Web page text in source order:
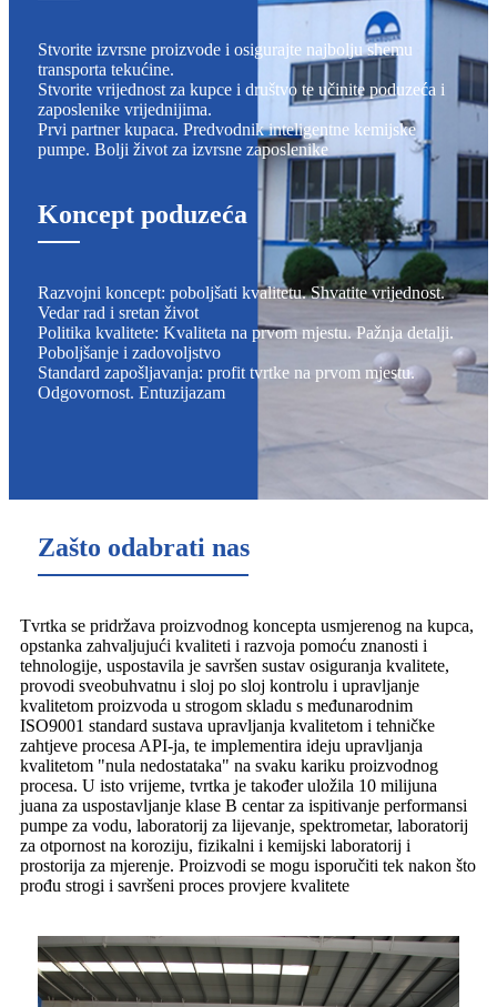
Stvorite izvrsne proizvode i osigurajte najbolju shemu
transporta tekućine.
Stvorite vrijednost za kupce i društvo te učinite poduzeća i
zaposlenike vrijednijima.
Prvi partner kupaca. Predvodnik inteligentne kemijske
pumpe. Bolji život za izvrsne zaposlenike
Koncept poduzeća
Razvojni koncept: poboljšati kvalitetu. Shvatite vrijednost.
Vedar rad i sretan život
Politika kvalitete: Kvaliteta na prvom mjestu. Pažnja detalji.
Poboljšanje i zadovoljstvo
Standard zapošljavanja: profit tvrtke na prvom mjestu.
Odgovornost. Entuzijazam
Zašto odabrati nas
Tvrtka se pridržava proizvodnog koncepta usmjerenog na kupca,
opstanka zahvaljujući kvaliteti i razvoja pomoću znanosti i
tehnologije, uspostavila je savršen sustav osiguranja kvalitete,
provodi sveobuhvatnu i sloj po sloj kontrolu i upravljanje
kvalitetom proizvoda u strogom skladu s međunarodnim
ISO9001 standard sustava upravljanja kvalitetom i tehničke
zahtjeve procesa API-ja, te implementira ideju upravljanja
kvalitetom "nula nedostataka" na svaku kariku proizvodnog
procesa. U isto vrijeme, tvrtka je također uložila 10 milijuna
juana za uspostavljanje klase B centar za ispitivanje performansi
pumpe za vodu, laboratorij za lijevanje, spektrometar, laboratorij
za otpornost na koroziju, fizikalni i kemijski laboratorij i
prostorija za mjerenje. Proizvodi se mogu isporučiti tek nakon što
prođu strogi i savršeni proces provjere kvalitete